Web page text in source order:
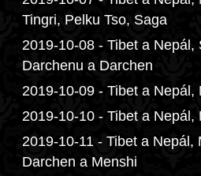
Tingri, Pelku Tso, Saga
2019-10-08 - Tibet a Nepál,
Darchenu a Darchen
2019-10-09 - Tibet a Nepál,
2019-10-10 - Tibet a Nepál,
2019-10-11 - Tibet a Nepál,
Darchen a Menshi